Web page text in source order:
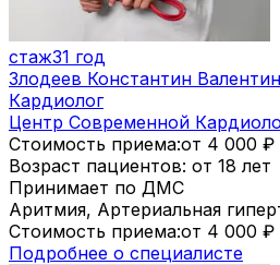
стаж31 год
Злодеев Константин
Кардиолог
Центр Современной
Стоимость приема:от 4 000 ₽
Возраст пациентов: от 18 лет
Принимает по ДМС
Аритмия, Артериальная
Стоимость приема:от 4 000 ₽
Подробнее о специалисте